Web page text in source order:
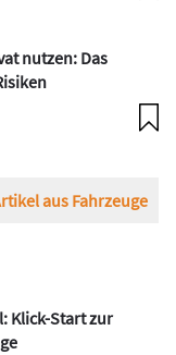
nutzen: Das
aus Fahrzeuge
Klick-Start zur